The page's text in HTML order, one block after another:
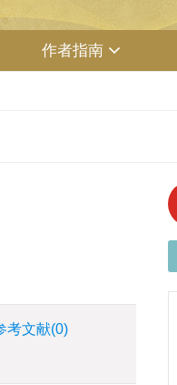
作者指南
考文献(0)